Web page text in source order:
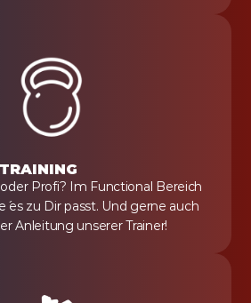
Profi? Im Functional Bereich
es zu Dir passt. Und gerne auch
Anleitung unserer Trainer!